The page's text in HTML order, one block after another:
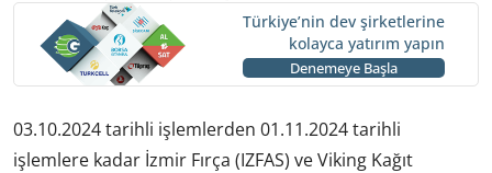
Türkiye’nin dev şirketlerine
kolayca yatırım yapın
Denemeye Başla
03.10.2024 tarihli işlemlerden 01.11.2024 tarihli
işlemlere kadar İzmir Fırça (IZFAS) ve Viking Kağıt